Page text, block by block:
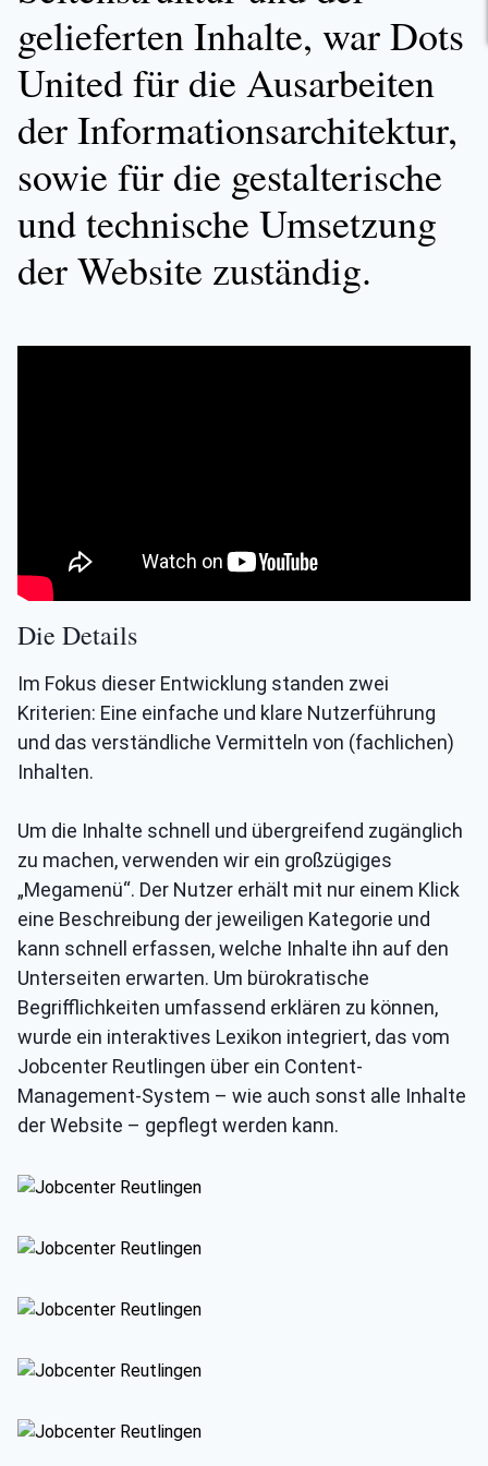
gelieferten Inhalte, war Dots
United für die Ausarbeiten
der Informationsarchitektur,
sowie für die gestalterische
und technische Umsetzung
der Website zuständig.
Die Details
Im Fokus dieser Entwicklung standen zwei
Kriterien: Eine einfache und klare Nutzerführung
und das verständliche Vermitteln von (fachlichen)
Inhalten.
Um die Inhalte schnell und übergreifend zugänglich
zu machen, verwenden wir ein großzügiges
„Megamenü“. Der Nutzer erhält mit nur einem Klick
eine Beschreibung der jeweiligen Kategorie und
kann schnell erfassen, welche Inhalte ihn auf den
Unterseiten erwarten. Um bürokratische
Begrifflichkeiten umfassend erklären zu können,
wurde ein interaktives Lexikon integriert, das vom
Jobcenter Reutlingen über ein Content-
Management-System – wie auch sonst alle Inhalte
der Website – gepflegt werden kann.